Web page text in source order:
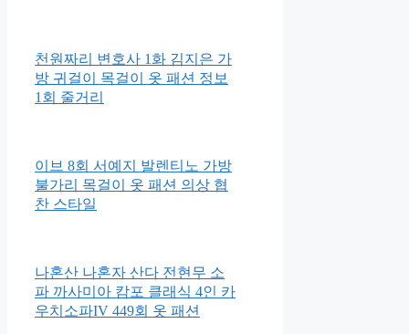
천원짜리 변호사 1화 김지은 가
방 귀걸이 목걸이 옷 패션 정보
1회 줄거리
이브 8회 서예지 발렌티노 가방
불가리 목걸이 옷 패션 의상 협
찬 스타일
나혼산 나혼자 산다 전현무 소
파 까사미아 캄포 클래식 4인 카
우치소파IV 449회 옷 패션